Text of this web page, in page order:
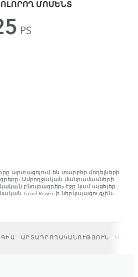
ՄՈՄԵՆՏ
PS
արտացոլում են տարբեր մոդելների
Ամբողջական մանրամասների
բնութագրեր» էջը կամ այցելեք
Land Rover-ի ներկայացուցչին։
ԱՐՏԱԴՐՈՂԱԿԱՆՈՒԹՅՈՒՆ